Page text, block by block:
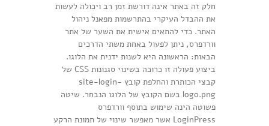
חלק זה באתר אינה דורשת זמן רב ויכולה לעשות
את ההבדל העיקרי בהתרשמות מפאנל ניהול
האתר. כדי להתאים אישית את השער של אתר
וורדפרס, ניתן לפעול באחת משתי הדרכים
הבאות: הראשונה היא לשנות ידנית את הלוגו.
ביצוע פעולה זו כרוכה בשינוי סגנונות CSS של
קבצי הכותרת והחלפת קובץ site-login-
logo.png בשם הקובץ של הלוגו הנבחר. שיטה
פשוטה הינה שימוש בתוסף וורדפרס
LoginPress אשר מאפשר שינוי של תמונת הרקע